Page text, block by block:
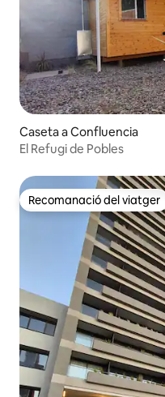
Caseta a Confluencia
El Refugi de Pobles
Recomanació del viatger
Recomanació del viatger